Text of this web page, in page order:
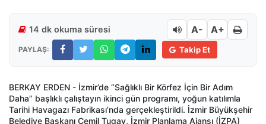
14 dk okuma süresi A- A+
PAYLAŞ: Takip Et
BERKAY ERDEN - İzmir’de “Sağlıklı Bir Körfez İçin Bir Adım
Daha” başlıklı çalıştayın ikinci gün programı, yoğun katılımla
Tarihi Havagazı Fabrikası’nda gerçekleştirildi. İzmir Büyükşehir
Belediye Başkanı Cemil Tugay, İzmir Planlama Ajansı (İZPA)